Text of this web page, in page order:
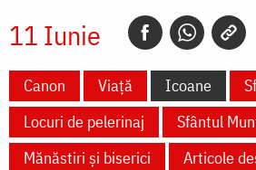
11 Iunie
Canon Viață Icoane
Locuri de pelerinaj
Sfântul
Mănăstiri și biserici
Articole